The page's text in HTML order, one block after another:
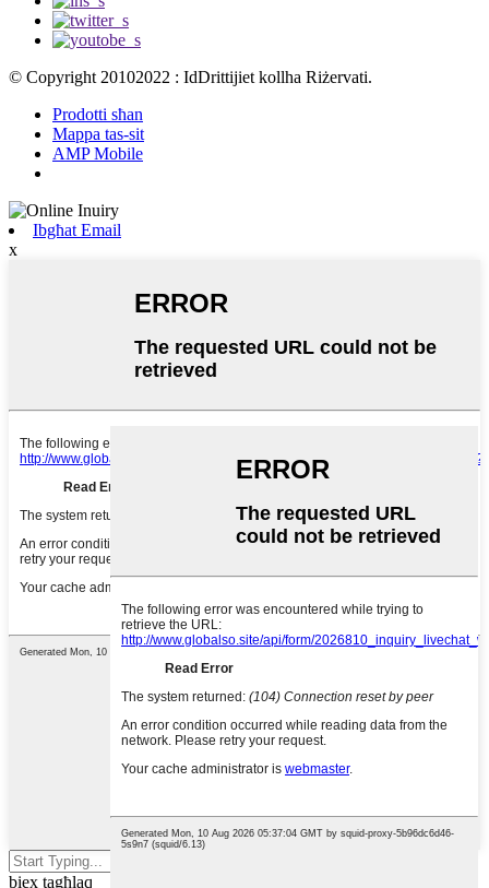
© Copyright 20102022 : IdDrittijiet kollha Riżervati.
Prodotti sħan
Mappa tas-sit
AMP Mobile
Ibgħat Email
x
biex tagħlaq